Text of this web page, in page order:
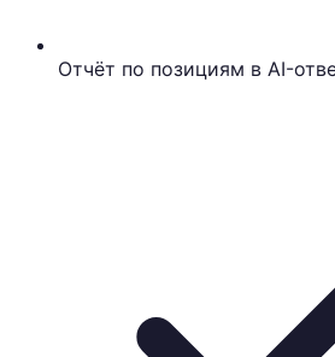
Отчёт по позициям в AI-